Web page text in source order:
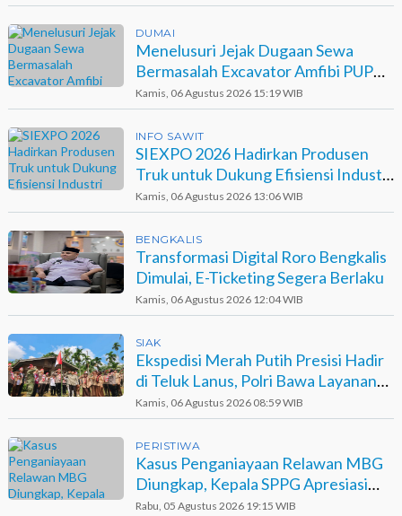
DUMAI
Menelusuri Jejak Dugaan Sewa
Bermasalah Excavator Amfibi PUPR
Dumai di Agro Murni
Kamis, 06 Agustus 2026 15:19 WIB
INFO SAWIT
SIEXPO 2026 Hadirkan Produsen
Truk untuk Dukung Efisiensi Industri
Sawit
Kamis, 06 Agustus 2026 13:06 WIB
BENGKALIS
Transformasi Digital Roro Bengkalis
Dimulai, E-Ticketing Segera Berlaku
Kamis, 06 Agustus 2026 12:04 WIB
SIAK
Ekspedisi Merah Putih Presisi Hadir
di Teluk Lanus, Polri Bawa Layanan
dan Harapan
Kamis, 06 Agustus 2026 08:59 WIB
PERISTIWA
Kasus Penganiayaan Relawan MBG
Diungkap, Kepala SPPG Apresiasi
Kinerja Polisi
Rabu, 05 Agustus 2026 19:15 WIB